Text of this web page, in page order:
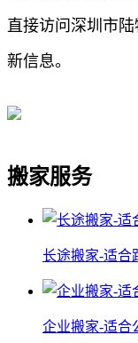
直接访问深圳市
新信息。
搬家服务
长途搬家-适合
企业搬家-适合